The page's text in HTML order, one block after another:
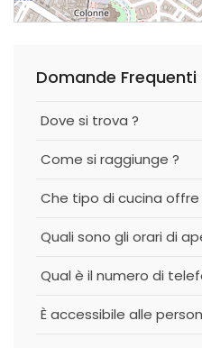
Domande
Dove si trova ?
Come si raggiunge ?
Che tipo di cucina offre
Quali sono gli orari di
Qual è il numero di
È accessibile alle